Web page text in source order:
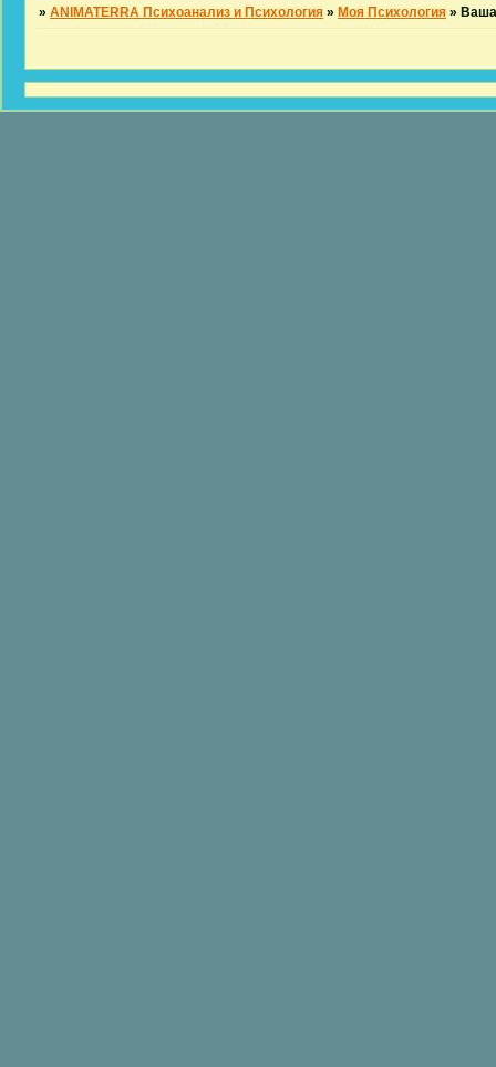
»ANIMATERRA Психоанализ и Психология »Моя Психология »Ваша